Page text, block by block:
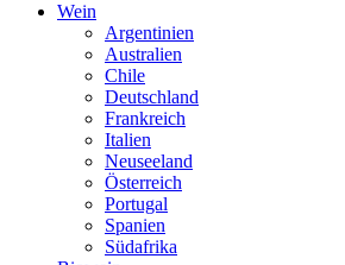
Wein
Argentinien
Australien
Chile
Deutschland
Frankreich
Italien
Neuseeland
Österreich
Portugal
Spanien
Südafrika